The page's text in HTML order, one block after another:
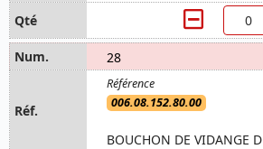
28
006.08.152.80.00
BOUCHON DE VIDANGE D